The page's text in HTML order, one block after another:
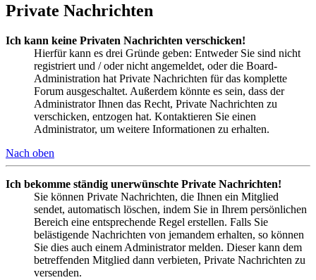
Private Nachrichten
Ich kann keine Privaten Nachrichten verschicken!
Hierfür kann es drei Gründe geben: Entweder Sie sind nicht
registriert und / oder nicht angemeldet, oder die Board-
Administration hat Private Nachrichten für das komplette
Forum ausgeschaltet. Außerdem könnte es sein, dass der
Administrator Ihnen das Recht, Private Nachrichten zu
verschicken, entzogen hat. Kontaktieren Sie einen
Administrator, um weitere Informationen zu erhalten.
Nach oben
Ich bekomme ständig unerwünschte Private Nachrichten!
Sie können Private Nachrichten, die Ihnen ein Mitglied
sendet, automatisch löschen, indem Sie in Ihrem persönlichen
Bereich eine entsprechende Regel erstellen. Falls Sie
belästigende Nachrichten von jemandem erhalten, so können
Sie dies auch einem Administrator melden. Dieser kann dem
betreffenden Mitglied dann verbieten, Private Nachrichten zu
versenden.